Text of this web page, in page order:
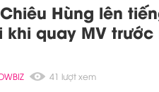
Hùng lên
quay MV
41 lượt xem